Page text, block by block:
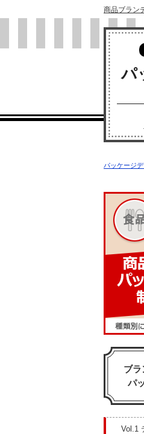
商品ブラン
パ
パッケージ
ブラ
パ
Vol.1